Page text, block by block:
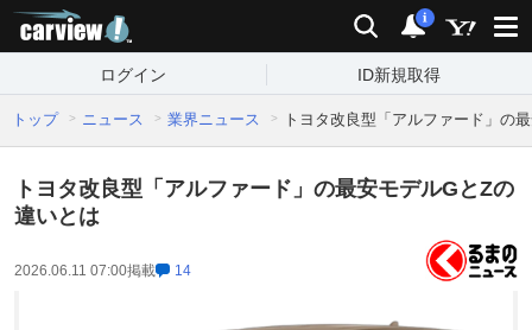
検索 通知
i
ログイン ID新規取得
トップ ニュース 業界ニュース トヨタ改良型「アルファード」の
トヨタ改良型「アルファード」の最安モデルGとZの
違いとは
2026.06.11 07:00掲載 14